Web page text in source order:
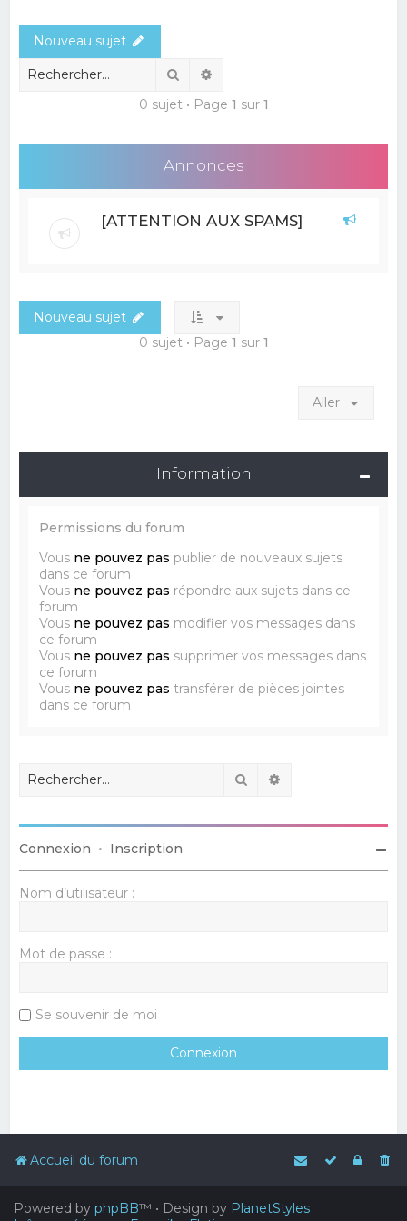
r
Nouveau sujet
Rechercher
0 sujet • Page 1 sur 1
Annonces
[ATTENTION AUX SPAMS]
Nouveau sujet
0 sujet • Page 1 sur 1
Aller
Information
Permissions du forum
Vous ne pouvez pas publier de nouveaux sujets
dans ce forum
Vous ne pouvez pas répondre aux sujets dans ce
forum
Vous ne pouvez pas modifier vos messages dans
ce forum
Vous ne pouvez pas supprimer vos messages dans
ce forum
Vous ne pouvez pas transférer de pièces jointes
dans ce forum
Rechercher
Connexion • Inscription
Nom d’utilisateur :
Mot de passe :
Se souvenir de moi
Accueil du forum
Powered by phpBB™ • Design by PlanetStyles